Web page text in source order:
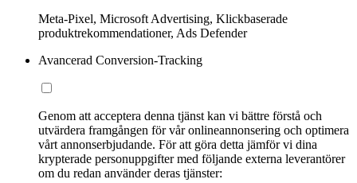
Meta-Pixel, Microsoft Advertising, Klickbaserade
produktrekommendationer, Ads Defender
Avancerad Conversion-Tracking
Genom att acceptera denna tjänst kan vi bättre förstå och
utvärdera framgången för vår onlineannonsering och optimera
vårt annonserbjudande. För att göra detta jämför vi dina
krypterade personuppgifter med följande externa leverantörer
om du redan använder deras tjänster: